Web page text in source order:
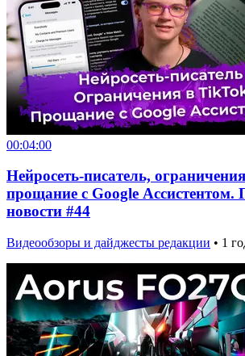
00:04:00
Нейросеть-писатель,
прощание с Google Ассистентом.
новости #44
Видеообзоры и дайджесты редакции • 1